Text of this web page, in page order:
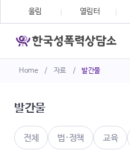
Home / 자료 / 발간물
울림 열림터
발간물
전체 법·정책 교육